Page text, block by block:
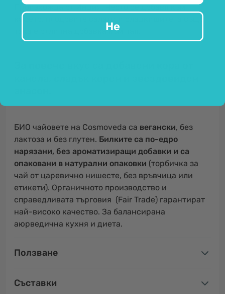
Произхожда от Индия. Често се добавя към
кафето, плодовите салати и сладкишите, а също
така е отлична добавка към чая.
БИО чайовете на Cosmoveda са вегански, без
лактоза и без глутен. Билките са по-едро
нарязани, без ароматизиращи добавки и са
опаковани в натурални опаковки (торбичка за
чай от царевично нишесте, без връвчица или
етикети). Органичното производство и
справедливата търговия (Fair Trade) гарантират
най-високо качество. За балансирана
аюрведична кухня и диета.
Ползване
Съставки
Не